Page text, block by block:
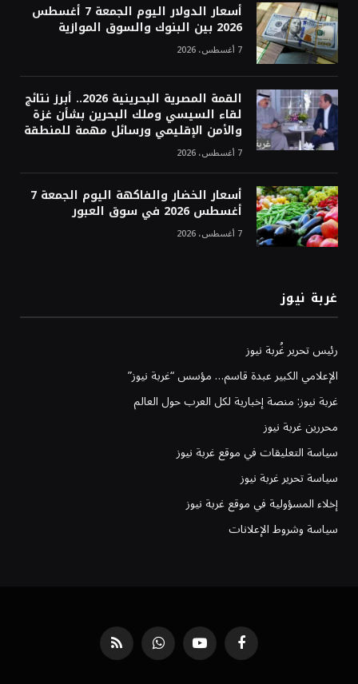
أسعار الدولار اليوم الجمعة 7 أغسطس
2026 بين البنوك والسوق الموازية
7 أغسطس، 2026
القمة المصرية البحرينية 2026.. أبرز نتائج
لقاء السيسي وملك البحرين بشأن غزة
والأمن الإقليمي ورسائل مهمة للمنطقة
7 أغسطس، 2026
أسعار الخضار والفاكهة اليوم الجمعة 7
أغسطس 2026 في سوق العبور
7 أغسطس، 2026
غربة نيوز
رئيس تحرير غُربة نيوز
الإعلامي الكبير عبدة قاسم… مؤسس “غربة نيوز”
غربة نيوز: منصة إخبارية لكل العرب حول العالم
محررين غربة نيوز
سياسة التعليقات في موقع غربة نيوز
سياسة تحرير غربة نيوز
إخلاء المسؤولية في موقع غربة نيوز
سياسة وشروط الإعلانات
فيسبوك يوتيوب واتساب RSS